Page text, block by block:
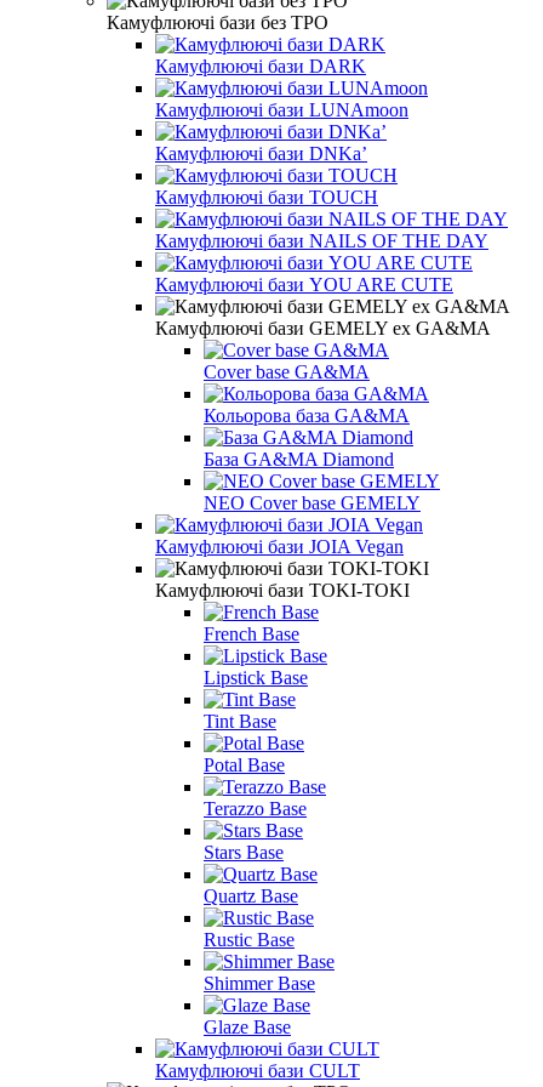
Камуфлюючі бази без TPO
Камуфлюючі бази DARK
Камуфлюючі бази LUNAmoon
Камуфлюючі бази DNKa’
Камуфлюючі бази TOUCH
Камуфлюючі бази NAILS OF THE DAY
Камуфлюючі бази YOU ARE CUTE
Камуфлюючі бази GEMELY ex GA&MA
Cover base GA&MA
Кольорова база GA&MA
База GA&MA Diamond
NEO Cover base GEMELY
Камуфлюючі бази JOIA Vegan
Камуфлюючі бази TOKI-TOKI
French Base
Lipstick Base
Tint Base
Potal Base
Terazzo Base
Stars Base
Quartz Base
Rustic Base
Shimmer Base
Glaze Base
Камуфлюючі бази CULT